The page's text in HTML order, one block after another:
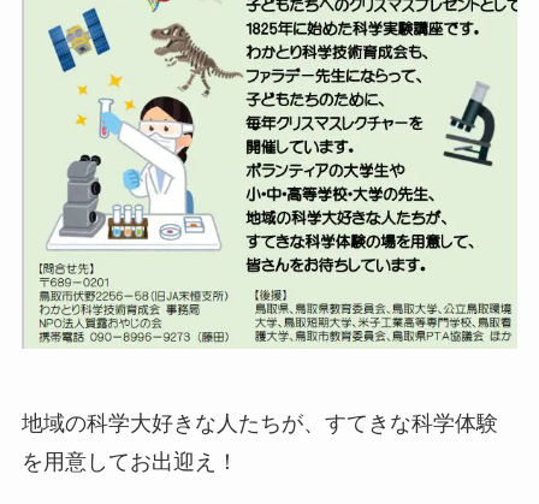
地域の科学大好きな人たちが、すてきな科学体験
を用意してお出迎え！